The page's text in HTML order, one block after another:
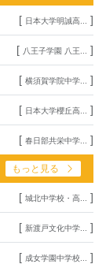
[ 日本大学明誠高... ]
[ 八王子学園 八王... ]
[ 横須賀学院中学... ]
[ 日本大学櫻丘高... ]
[ 春日部共栄中学... ]
もっと見る
[ 城北中学校・高... ]
[ 新渡戸文化中学... ]
[ 成女学園中学校... ]